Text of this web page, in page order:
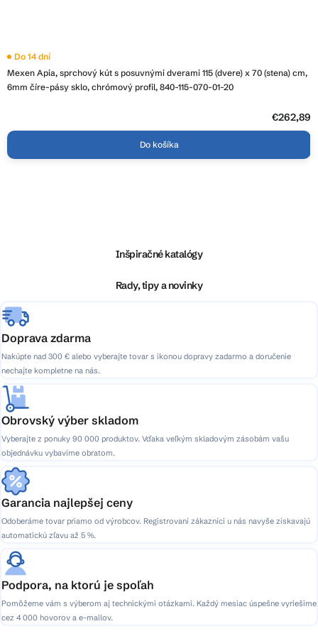
Mexen Apia, sprchový kút s posuvnými dverami 115 (dvere) x 70 (stena) cm,
6mm číre-pásy sklo, chrómový profil, 840-115-070-01-20
Do 14 dní
€262,89
Do košíka
e
Inšpiračné katalógy
Rady, tipy a novinky
Doprava zdarma
Nakúpte nad 300 € alebo vyberajte tovar s ikonou dopravy zadarmo a doručenie
nechajte kompletne na nás.
Obrovský výber skladom
Vyberajte z ponuky 90 000 produktov. Vďaka veľkým skladovým zásobám vašu
objednávku vybavíme obratom.
Garancia najlepšej ceny
Odoberáme tovar priamo od výrobcov. Registrovaní zákazníci u nás navyše získavajú
automatickú zľavu až 5 %.
Podpora, na ktorú je spoľah
Pomôžeme vám s výberom aj technickými otázkami. Každý mesiac úspešne vyriešime
cez 4 000 hovorov a e-mailov.